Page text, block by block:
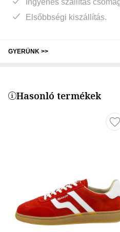
Elsőbbségi kiszállítás.
GYERÜNK >>
Hasonló termékek